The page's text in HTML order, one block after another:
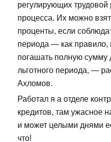
регулирующих трудовой
процесса. Их можно
проценты, если
периода — как правило,
погашать полную сумму
льготного периода, —
Ахломов.
Работал я а отделе
кредитов, там ужасное
и может целыми днями
что!